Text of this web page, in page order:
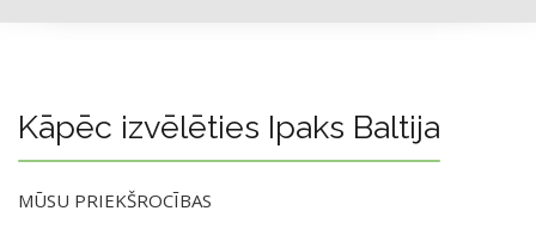
Kāpēc izvēlēties Ipaks Baltija
MŪSU PRIEKŠROCĪBAS